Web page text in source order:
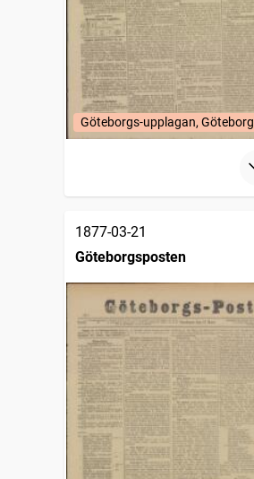
Göteborgs-upplagan, Göteborg
1877-03-21
Göteborgsposten